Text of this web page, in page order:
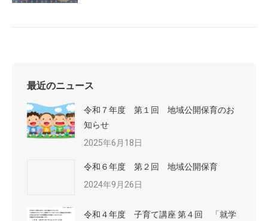
最近のニュース
令和７年度 第１回 地域公開保育のお
知らせ
2025年6月18日
令和６年度 第２回 地域公開保育
2024年9月26日
令和４年度 子育て講座 第４回 「就学